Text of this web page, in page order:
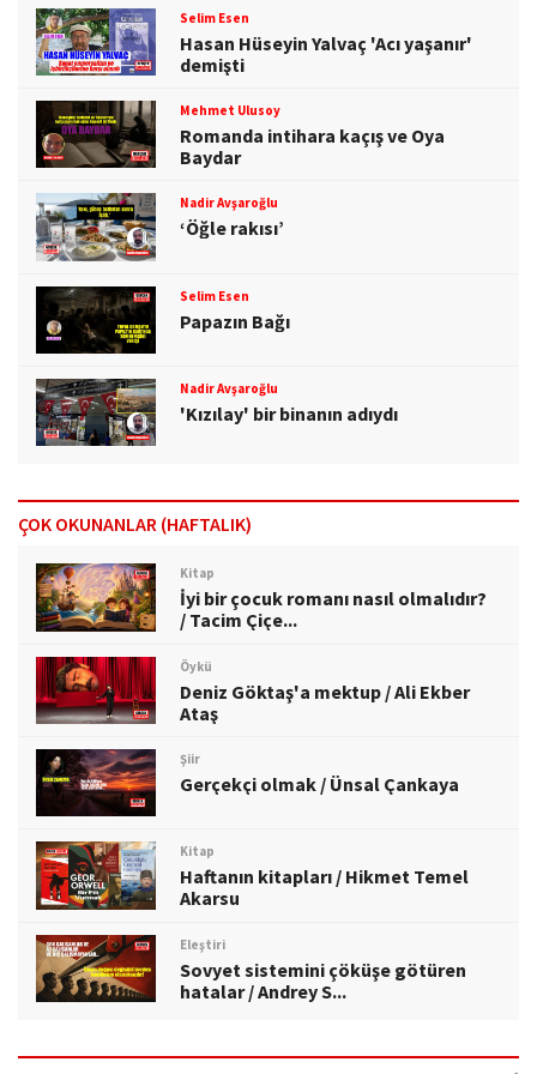
Selim Esen
Hasan Hüseyin Yalvaç 'Acı yaşanır'
demişti
Mehmet Ulusoy
Romanda intihara kaçış ve Oya
Baydar
Nadir Avşaroğlu
‘Öğle rakısı’
Selim Esen
Papazın Bağı
Nadir Avşaroğlu
'Kızılay' bir binanın adıydı
ÇOK OKUNANLAR (HAFTALIK)
Kitap
İyi bir çocuk romanı nasıl olmalıdır?
/ Tacim Çiçe...
Öykü
Deniz Göktaş'a mektup / Ali Ekber
Ataş
Şiir
Gerçekçi olmak / Ünsal Çankaya
Kitap
Haftanın kitapları / Hikmet Temel
Akarsu
Eleştiri
Sovyet sistemini çöküşe götüren
hatalar / Andrey S...